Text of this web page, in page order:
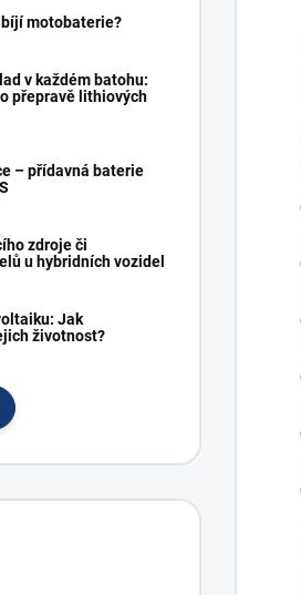
motobaterie?
v každém batohu:
přepravě lithiových
– přídavná baterie
zdroje či
u hybridních vozidel
Jak
životnost?